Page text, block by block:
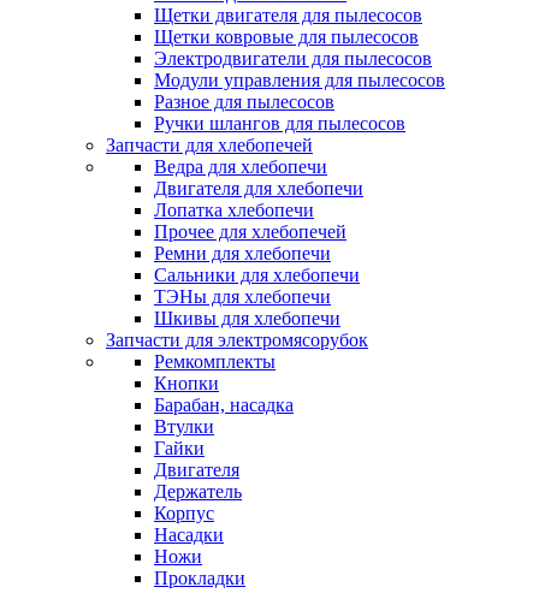
Щетки двигателя для пылесосов
Щетки ковровые для пылесосов
Электродвигатели для пылесосов
Модули управления для пылесосов
Разное для пылесосов
Ручки шлангов для пылесосов
Запчасти для хлебопечей
Ведра для хлебопечи
Двигателя для хлебопечи
Лопатка хлебопечи
Прочее для хлебопечей
Ремни для хлебопечи
Сальники для хлебопечи
ТЭНы для хлебопечи
Шкивы для хлебопечи
Запчасти для электромясорубок
Ремкомплекты
Кнопки
Барабан, насадка
Втулки
Гайки
Двигателя
Держатель
Корпус
Насадки
Ножи
Прокладки